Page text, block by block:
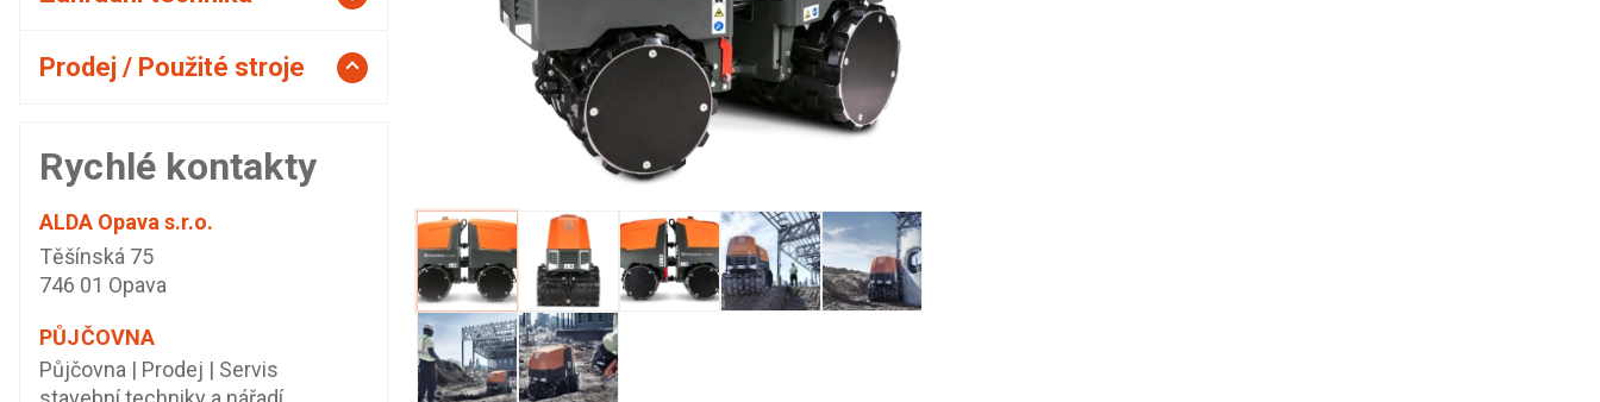
Prodej / Použité stroje
Rychlé kontakty
ALDA Opava s.r.o.
Těšínská 75
746 01 Opava
PŮJČOVNA
Půjčovna | Prodej | Servis